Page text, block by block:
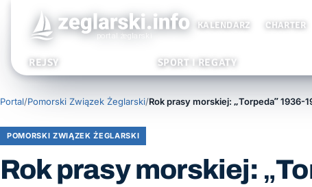
KALENDARZ CHARTER
REJSY SPORT I REGATY
Portal/Pomorski Związek Żeglarski/Rok prasy morskiej: „Torpeda” 1936-
POMORSKI ZWIĄZEK ŻEGLARSKI
Rok prasy morskiej: